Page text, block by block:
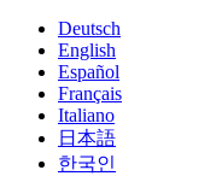
Deutsch
English
Español
Français
Italiano
日本語
한국인